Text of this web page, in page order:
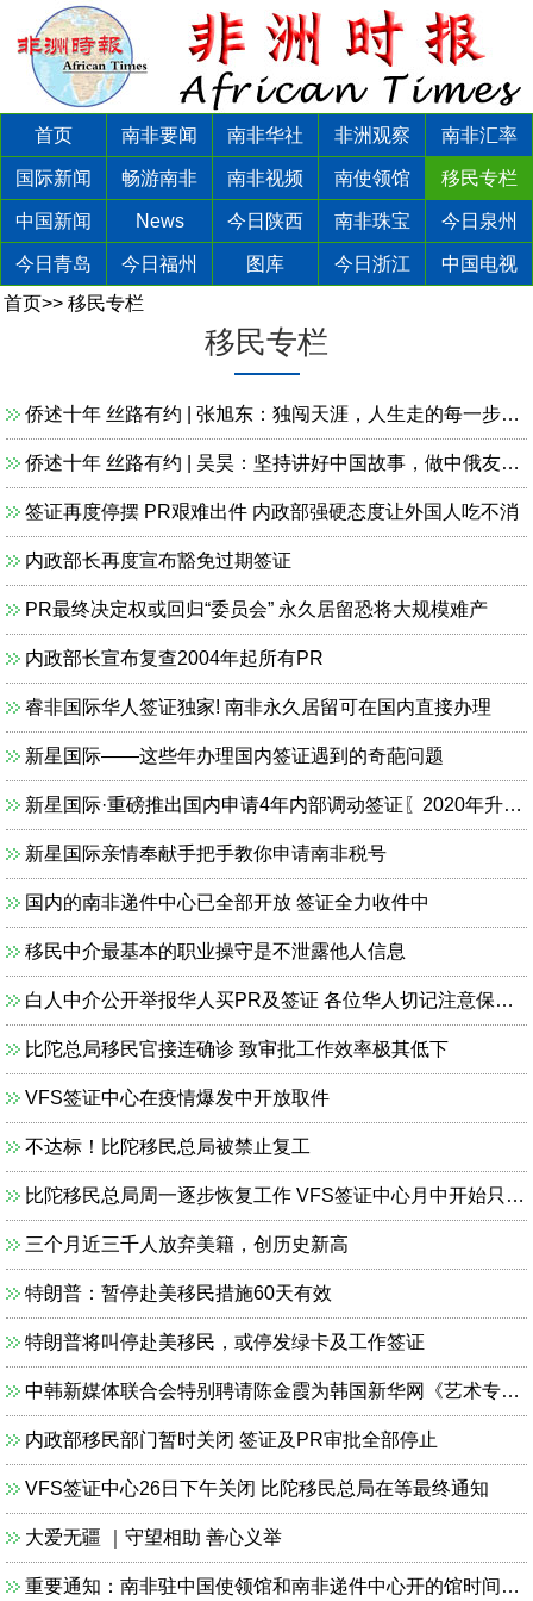
首页 南非要闻 南非华社 非洲观察 南非汇率
国际新闻 畅游南非 南非视频 南使领馆 移民专栏
中国新闻 News 今日陕西 南非珠宝 今日泉州
今日青岛 今日福州 图库 今日浙江
中国电视
首页>> 移民专栏
移民专栏
侨述十年 丝路有约 | 张旭东：独闯天涯，人生走的每一步都是一场战斗
侨述十年 丝路有约 | 吴昊：坚持讲好中国故事，做中俄友谊的双向使者
签证再度停摆 PR艰难出件 内政部强硬态度让外国人吃不消
内政部长再度宣布豁免过期签证
PR最终决定权或回归“委员会” 永久居留恐将大规模难产
内政部长宣布复查2004年起所有PR
睿非国际华人签证独家! 南非永久居留可在国内直接办理
新星国际——这些年办理国内签证遇到的奇葩问题
新星国际·重磅推出国内申请4年内部调动签证〖2020年升级版〗
新星国际亲情奉献手把手教你申请南非税号
国内的南非递件中心已全部开放 签证全力收件中
移民中介最基本的职业操守是不泄露他人信息
白人中介公开举报华人买PR及签证 各位华人切记注意保护个人信息！
比陀总局移民官接连确诊 致审批工作效率极其低下
VFS签证中心在疫情爆发中开放取件
不达标！比陀移民总局被禁止复工
比陀移民总局周一逐步恢复工作 VFS签证中心月中开始只取不递
三个月近三千人放弃美籍，创历史新高
特朗普：暂停赴美移民措施60天有效
特朗普将叫停赴美移民，或停发绿卡及工作签证
中韩新媒体联合会特别聘请陈金霞为韩国新华网《艺术专栏》艺术总监、专栏主编
内政部移民部门暂时关闭 签证及PR审批全部停止
VFS签证中心26日下午关闭 比陀移民总局在等最终通知
大爱无疆 ｜守望相助 善心义举
重要通知：南非驻中国使领馆和南非递件中心开的馆时间将继续延迟